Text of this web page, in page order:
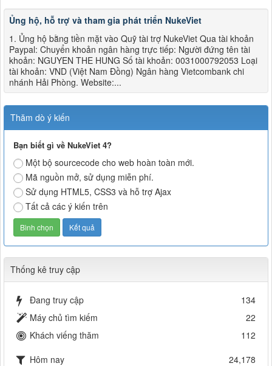
Ủng hộ, hỗ trợ và tham gia phát triển NukeViet
1. Ủng hộ bằng tiền mặt vào Quỹ tài trợ NukeViet Qua tài khoản
Paypal: Chuyển khoản ngân hàng trực tiếp: Người đứng tên tài
khoản: NGUYEN THE HUNG Số tài khoản: 0031000792053 Loại
tài khoản: VND (Việt Nam Đồng) Ngân hàng Vietcombank chi
nhánh Hải Phòng. Website:...
Thăm dò ý kiến
Bạn biết gì về NukeViet 4?
Một bộ sourcecode cho web hoàn toàn mới.
Mã nguồn mở, sử dụng miễn phí.
Sử dụng HTML5, CSS3 và hỗ trợ Ajax
Tất cả các ý kiến trên
Thống kê truy cập
Đang truy cập
134
Máy chủ tìm kiếm
22
Khách viếng thăm
112
Hôm nay
24,178